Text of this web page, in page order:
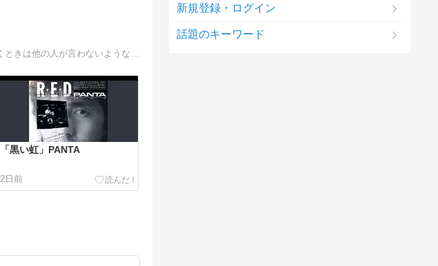
「黒い虹」PANTA
2日前
新規登録・ログイン
話題のキーワード